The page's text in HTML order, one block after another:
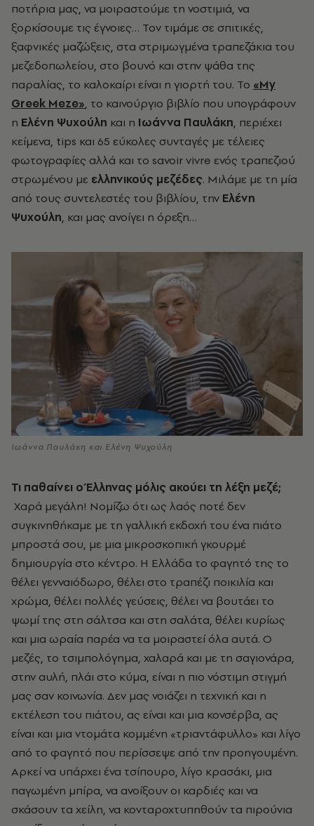
ποτήρια μας, να μοιραστούμε τη νοστιμιά, να
ξορκίσουμε τις έγνοιες… Τον τιμάμε σε σπιτικές,
ξαφνικές μαζώξεις, στα στριμωγμένα τραπεζάκια του
μεζεδοπωλείου, στο βουνό και στην ψάθα της
παραλίας, το καλοκαίρι είναι η γιορτή του. Το «My
Greek Meze», το καινούργιο βιβλίο που υπογράφουν
η Ελένη Ψυχούλη και η Ιωάννα Παυλάκη, περιέχει
κείμενα, tips και 65 εύκολες συνταγές με τέλειες
φωτογραφίες αλλά και το savoir vivre ενός τραπεζιού
στρωμένου με ελληνικούς μεζέδες. Μιλάμε με τη μία
από τους συντελεστές του βιβλίου, την Ελένη
Ψυχούλη, και μας ανοίγει η όρεξη…
Ιωάννα Παυλάκη και Ελένη Ψυχούλη
Τι παθαίνει ο Έλληνας μόλις ακούει τη λέξη μεζέ;
Xαρά μεγάλη! Νομίζω ότι ως λαός ποτέ δεν
συγκινηθήκαμε με τη γαλλική εκδοχή του ένα πιάτο
μπροστά σου, με μια μικροσκοπική γκουρμέ
δημιουργία στο κέντρο. Η Ελλάδα το φαγητό της το
θέλει γενναιόδωρο, θέλει στο τραπέζι ποικιλία και
χρώμα, θέλει πολλές γεύσεις, θέλει να βουτάει το
ψωμί της στη σάλτσα και στη σαλάτα, θέλει κυρίως
και μια ωραία παρέα να τα μοιραστεί όλα αυτά. Ο
μεζές, το τσιμπολόγημα, χαλαρά και με τη σαγιονάρα,
στην αυλή, πλάι στο κύμα, είναι η πιο νόστιμη στιγμή
μας σαν κοινωνία. Δεν μας νοιάζει η τεχνική και η
εκτέλεση του πιάτου, ας είναι και μια κονσέρβα, ας
είναι και μια ντομάτα κομμένη «τριαντάφυλλο» και λίγο
από το φαγητό που περίσσεψε από την προηγουμένη.
Αρκεί να υπάρχει ένα τσίπουρο, λίγο κρασάκι, μια
παγωμένη μπίρα, να ανοίξουν οι καρδιές και να
σκάσουν τα χείλη, να κονταροχτυπηθούν τα πιρούνια